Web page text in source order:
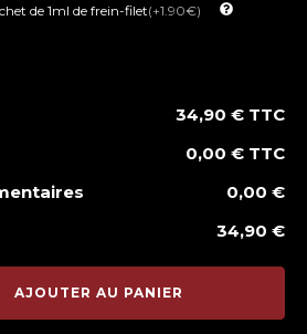
de 1ml de frein-filet(+1.90€)
34,90 € TTC
0,00 € TTC
0,00 €
34,90 €
AJOUTER AU PANIER